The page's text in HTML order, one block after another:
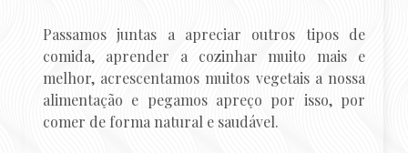
Passamos juntas a apreciar outros tipos de
comida, aprender a cozinhar muito mais e
melhor, acrescentamos muitos vegetais a nossa
alimentação e pegamos apreço por isso, por
comer de forma natural e saudável.